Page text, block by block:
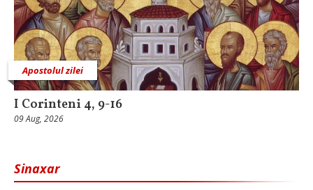
Apostolul zilei
I Corinteni 4, 9-16
09 Aug, 2026
Sinaxar